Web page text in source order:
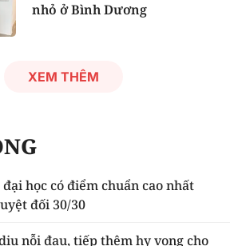
nhỏ ở Bình Dương
XEM THÊM
học có điểm chuẩn cao nhất
đối 30/30
nỗi đau, tiếp thêm hy vọng cho